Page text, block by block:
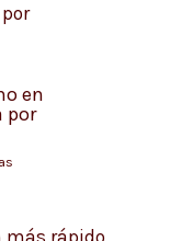
en
por